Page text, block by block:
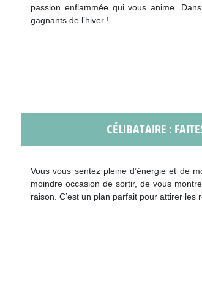
passion enflammée qui vous anime.
gagnants de l’hiver !
CÉLIBATAIRE :
Vous vous sentez pleine d’énergie et de
moindre occasion de sortir, de vous
raison. C’est un plan parfait pour attirer